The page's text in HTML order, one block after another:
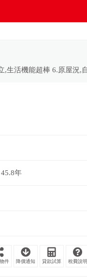
45.8年
件 降價通知 貸款試算 稅費說明